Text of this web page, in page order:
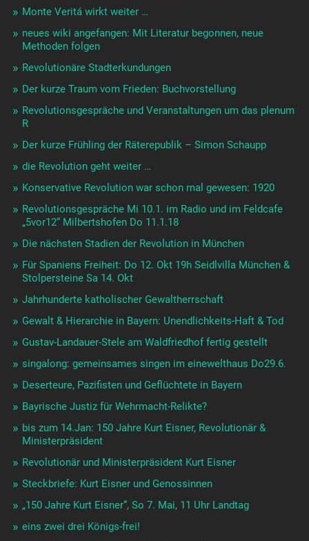
Monte Veritá wirkt weiter …
neues wiki angefangen: Mit Literatur begonnen, neue
Methoden folgen
Revolutionäre Stadterkundungen
Der kurze Traum vom Frieden: Buchvorstellung
Revolutionsgespräche und Veranstaltungen um das plenum
R
Der kurze Frühling der Räterepublik – Simon Schaupp
die Revolution geht weiter …
Konservative Revolution war schon mal gewesen: 1920
Revolutionsgespräche Mi 10.1. im Radio und im Feldcafe
„5vor12“ Milbertshofen Do 11.1.18
Die nächsten Stadien der Revolution in München
Für Spaniens Freiheit: Do 12. Okt 19h Seidlvilla München &
Stolpersteine Sa 14. Okt
Jahrhunderte katholischer Gewaltherrschaft
Gewalt & Hierarchie in Bayern: Unendlichkeits-Haft & Tod
Gustav-Landauer-Stele am Waldfriedhof fertig gestellt
singalong: gemeinsames singen im einewelthaus Do29.6.
Deserteure, Pazifisten und Geflüchtete in Bayern
Bayrische Justiz für Wehrmacht-Relikte?
bis zum 14.Jan: 150 Jahre Kurt Eisner, Revolutionär &
Ministerpräsident
Revolutionär und Ministerpräsident Kurt Eisner
Steckbriefe: Kurt Eisner und Genossinnen
„150 Jahre Kurt Eisner“, So 7. Mai, 11 Uhr Landtag
eins zwei drei Königs-frei!